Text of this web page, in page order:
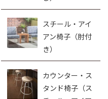
木製チェア（洋
風・肘付き）
木製チェア（和
風・背もたれ無